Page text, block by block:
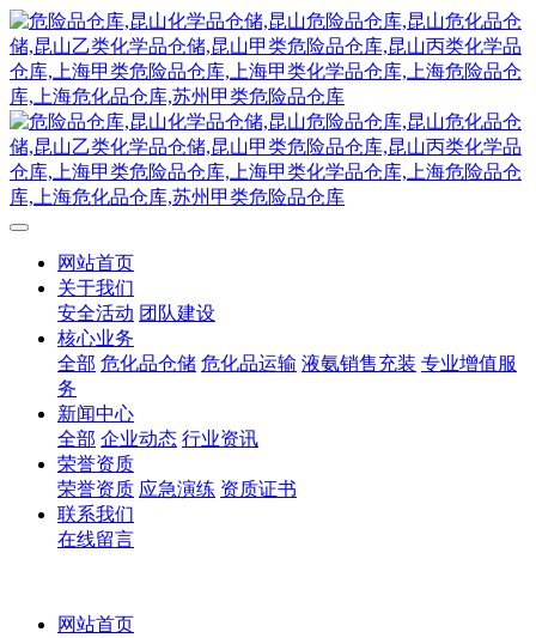
网站首页
关于我们
安全活动 团队建设
核心业务
全部 危化品仓储 危化品运输 液氨销售充装 专业增值服
务
新闻中心
全部 企业动态 行业资讯
荣誉资质
荣誉资质 应急演练 资质证书
联系我们
在线留言
网站首页